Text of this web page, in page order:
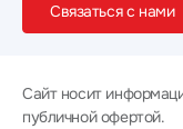
Связаться с нами
Сайт носит
публичной офертой.